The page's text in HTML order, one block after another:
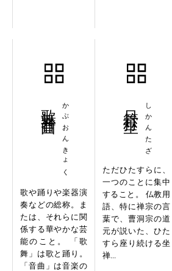
かぶおんきょく
歌や踊りや楽器演
奏などの総称。ま
たは、それらに関
係する華やかな芸
能のこと。 「歌
舞」は歌と踊り。
「音曲」は音楽の
しかんたざ
ただひたすらに、
一つのことに集中
すること。 仏教用
語、特に禅宗の言
葉で、曹洞宗の道
元が説いた、ひた
すら座り続ける坐
禅...